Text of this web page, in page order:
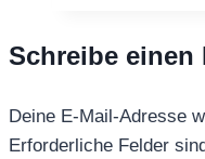
und
Schreibe einen
Deine E-Mail-Adresse
Erforderliche Felder